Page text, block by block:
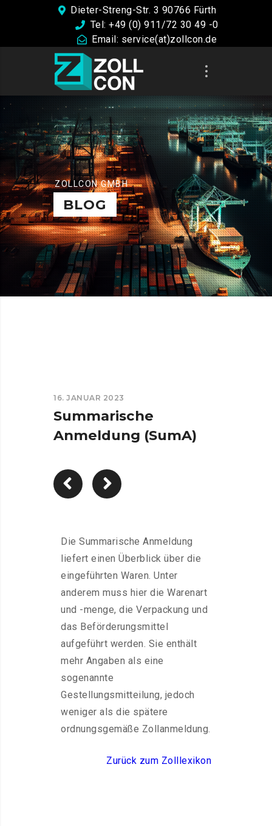
Dieter-Streng-Str. 3 90766 Fürth
Tel: +49 (0) 911/72 30 49 -0
Email: service(at)zollcon.de
ZOLLCON GMBH
BLOG
16. JANUAR 2023
Summarische
Anmeldung (SumA)
Die Summarische Anmeldung
liefert einen Überblick über die
eingeführten Waren. Unter
anderem muss hier die Warenart
und -menge, die Verpackung und
das Beförderungsmittel
aufgeführt werden. Sie enthält
mehr Angaben als eine
sogenannte
Gestellungsmitteilung, jedoch
weniger als die spätere
ordnungsgemäße Zollanmeldung.
Zurück zum Zolllexikon